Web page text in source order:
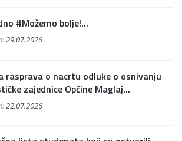
#Možemo bolje!...
29.07.2026
rasprava o nacrtu odluke o osnivanju
zajednice Općine Maglaj...
22.07.2026